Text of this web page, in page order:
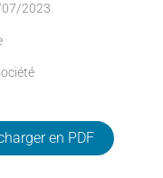
07/2023
en PDF